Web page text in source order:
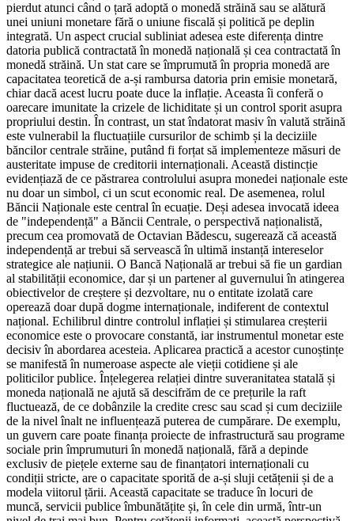
pierdut atunci când o țară adoptă o monedă străină sau se alătură
unei uniuni monetare fără o uniune fiscală și politică pe deplin
integrată. Un aspect crucial subliniat adesea este diferența dintre
datoria publică contractată în monedă națională și cea contractată în
monedă străină. Un stat care se împrumută în propria monedă are
capacitatea teoretică de a-și rambursa datoria prin emisie monetară,
chiar dacă acest lucru poate duce la inflație. Aceasta îi conferă o
oarecare imunitate la crizele de lichiditate și un control sporit asupra
propriului destin. În contrast, un stat îndatorat masiv în valută străină
este vulnerabil la fluctuațiile cursurilor de schimb și la deciziile
băncilor centrale străine, putând fi forțat să implementeze măsuri de
austeritate impuse de creditorii internaționali. Această distincție
evidențiază de ce păstrarea controlului asupra monedei naționale este
nu doar un simbol, ci un scut economic real. De asemenea, rolul
Băncii Naționale este central în ecuație. Deși adesea invocată ideea
de "independență" a Băncii Centrale, o perspectivă naționalistă,
precum cea promovată de Octavian Bădescu, sugerează că această
independență ar trebui să servească în ultimă instanță intereselor
strategice ale națiunii. O Bancă Națională ar trebui să fie un gardian
al stabilității economice, dar și un partener al guvernului în atingerea
obiectivelor de creștere și dezvoltare, nu o entitate izolată care
operează doar după dogme internaționale, indiferent de contextul
național. Echilibrul dintre controlul inflației și stimularea creșterii
economice este o provocare constantă, iar instrumentul monetar este
decisiv în abordarea acesteia. Aplicarea practică a acestor cunoștințe
se manifestă în numeroase aspecte ale vieții cotidiene și ale
politicilor publice. Înțelegerea relației dintre suveranitatea statală și
moneda națională ne ajută să descifrăm de ce prețurile la raft
fluctuează, de ce dobânzile la credite cresc sau scad și cum deciziile
de la nivel înalt ne influențează puterea de cumpărare. De exemplu,
un guvern care poate finanța proiecte de infrastructură sau programe
sociale prin împrumuturi în monedă națională, fără a depinde
exclusiv de piețele externe sau de finanțatori internaționali cu
condiții stricte, are o capacitate sporită de a-și sluji cetățenii și de a
modela viitorul țării. Această capacitate se traduce în locuri de
muncă, servicii publice îmbunătățite și, în cele din urmă, într-un